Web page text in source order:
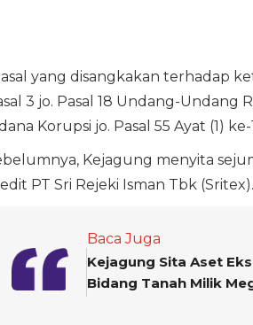
yang disangkakan terhadap
3 jo. Pasal 18 Undang-Undang
Korupsi jo. Pasal 55 Ayat (1)
Kejagung menyita
PT Sri Rejeki Isman Tbk (Sritex).
Baca Juga
Kejagung Sita Aset
Bidang Tanah Milik